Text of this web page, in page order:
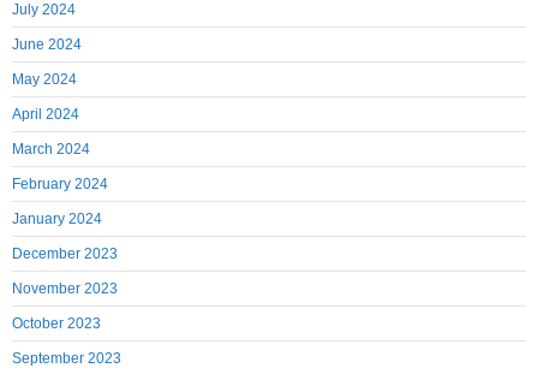
July 2024
June 2024
May 2024
April 2024
March 2024
February 2024
January 2024
December 2023
November 2023
October 2023
September 2023